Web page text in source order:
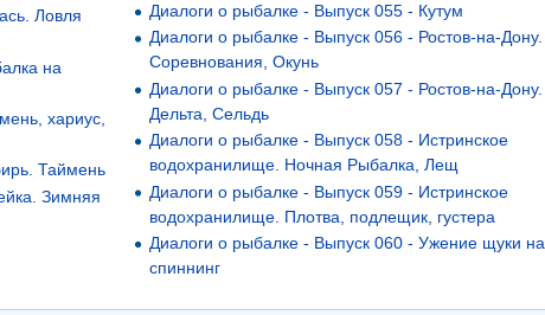
Ловля
на
хариус,
Таймень
Зимняя
Диалоги о рыбалке - Выпуск 055 - Кутум
Диалоги о рыбалке - Выпуск 056 - Ростов-на-Дону.
Соревнования, Окунь
Диалоги о рыбалке - Выпуск 057 - Ростов-на-Дону.
Дельта, Сельдь
Диалоги о рыбалке - Выпуск 058 - Истринское
водохранилище. Ночная Рыбалка, Лещ
Диалоги о рыбалке - Выпуск 059 - Истринское
водохранилище. Плотва, подлещик, густера
Диалоги о рыбалке - Выпуск 060 - Ужение щуки на
спиннинг